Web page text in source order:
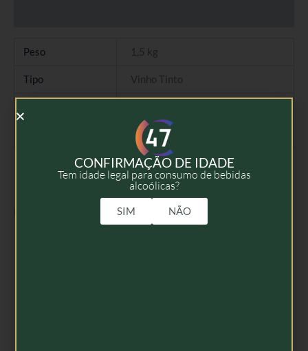
Peso 1,5 kg
Tipo Vinho Tinto
75cl
Produtos Relacionados
CONFIRMAÇÃO DE IDADE
Tem idade legal para consumo de bebidas
alcoólicas?
SIM NÃO